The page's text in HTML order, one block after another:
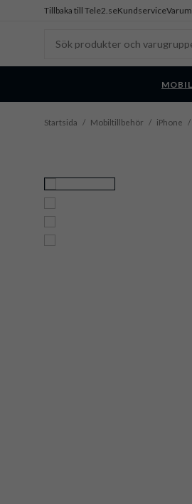
Tillbaka till Tele2.seKundservice
Startsida / Mobiltillbehör / iPhone /